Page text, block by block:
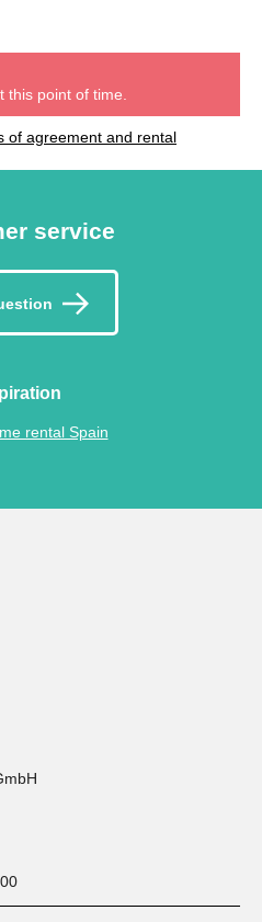
this point of time.
of agreement and rental
service
rental Spain